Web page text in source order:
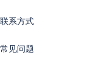
联系方式
常见问题